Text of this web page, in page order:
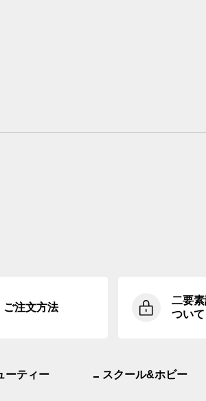
ご注文方法
二要
ついて
ーティー スクール&ホビー